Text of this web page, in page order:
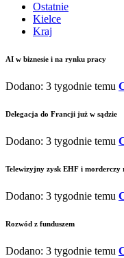
Ostatnie
Kielce
Kraj
AI w biznesie i na rynku pracy
Dodano: 3 tygodnie temu
Delegacja do Francji już w sądzie
Dodano: 3 tygodnie temu
Telewizyjny zysk EHF i morderczy
Dodano: 3 tygodnie temu
Rozwód z funduszem
Dodano: 3 tygodnie temu